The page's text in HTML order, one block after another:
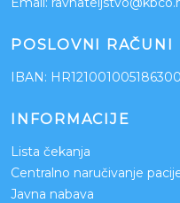
POSLOVNI RAČUNI
IBAN:
INFORMACIJE
Lista čekanja
Centralno naručivanje
Javna nabava